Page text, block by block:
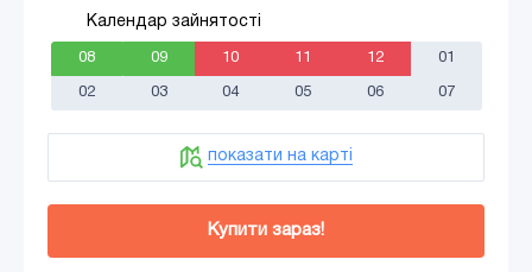
Календар зайнятості
08 09 10 11 12 01
02 03 04 05 06 07
показати на карті
Купити зараз!